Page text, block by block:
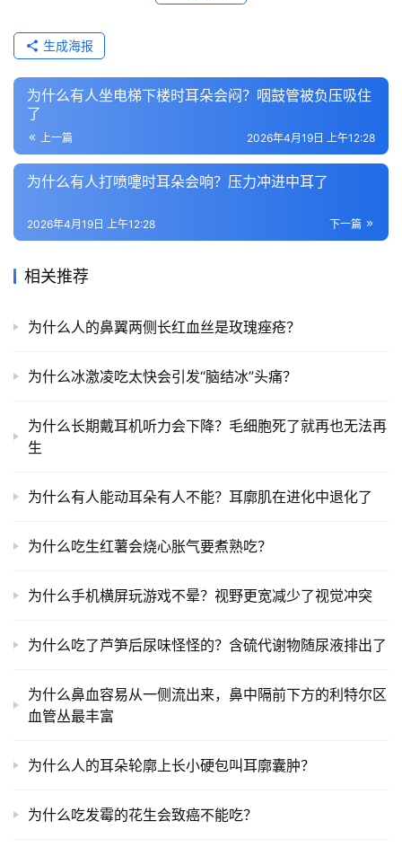
生成海报
为什么有人坐电梯下楼时耳朵会闷？咽鼓管被负压吸住
了
上一篇 2026年4月19日 上午12:28
为什么有人打喷嚏时耳朵会响？压力冲进中耳了
下一篇
2026年4月19日 上午12:28
相关推荐
为什么人的鼻翼两侧长红血丝是玫瑰痤疮？
为什么冰激凌吃太快会引发“脑结冰”头痛？
为什么长期戴耳机听力会下降？毛细胞死了就再也无法再
生
为什么有人能动耳朵有人不能？耳廓肌在进化中退化了
为什么吃生红薯会烧心胀气要煮熟吃？
为什么手机横屏玩游戏不晕？视野更宽减少了视觉冲突
为什么吃了芦笋后尿味怪怪的？含硫代谢物随尿液排出了
为什么鼻血容易从一侧流出来，鼻中隔前下方的利特尔区
血管丛最丰富
为什么人的耳朵轮廓上长小硬包叫耳廓囊肿？
为什么吃发霉的花生会致癌不能吃？